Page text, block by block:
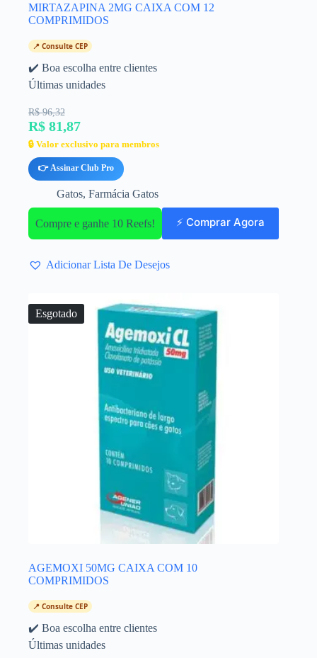
MIRTAZAPINA 2MG CAIXA COM 12
COMPRIMIDOS
📍 Consulte CEP
✔️ Boa escolha entre clientes
Últimas unidades
R$ 96,32
R$ 81,87
🔒 Valor exclusivo para membros
👉 Assinar Club Pro
Gatos, Farmácia Gatos
Compre e ganhe 10 Reefs! ⚡ Comprar Agora
Adicionar Lista De Desejos
Esgotado
AGEMOXI 50MG CAIXA COM 10
COMPRIMIDOS
📍 Consulte CEP
✔️ Boa escolha entre clientes
Últimas unidades